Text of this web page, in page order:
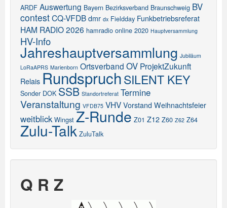
ARDF Auswertung Bayern Bezirksverband Braunschweig BV
contestCQ-VFDB dmr dx Fieldday Funkbetriebsreferat
HAM RADIO 2026 hamradio online 2020 Hauptversammlung
HV-Info
Jahreshauptversammlung Jubiläum
LoRaAPRS Marienborn Ortsverband OV ProjektZukunft
Relais RundspruchSILENT KEY
Sonder DOK SSB Standortreferat Termine
Veranstaltung VFDB75 VHV Vorstand Weihnachtsfeier
weitblick Wingst Z-Runde Z01 Z12 Z60 Z62 Z64
Zulu-Talk ZuluTalk
Q R Z